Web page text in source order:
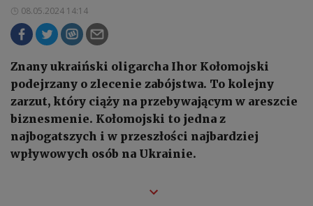
08.05.2024 14:14
Znany ukraiński oligarcha Ihor Kołomojski
podejrzany o zlecenie zabójstwa. To kolejny
zarzut, który ciąży na przebywającym w areszcie
biznesmenie. Kołomojski to jedna z
najbogatszych i w przeszłości najbardziej
wpływowych osób na Ukrainie.